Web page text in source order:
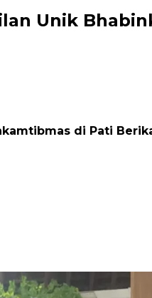
Unik
di Pati